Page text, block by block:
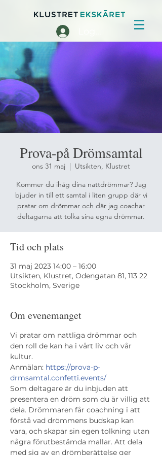
Prova-på Drömsamtal
ons 31 maj
  |
Utsikten, Klustret
Kommer du ihåg dina nattdrömmar? Jag
bjuder in till ett samtal i liten grupp där vi
pratar om drömmar och där jag coachar
deltagarna att tolka sina egna drömmar.
Tid och plats
31 maj 2023 14:00 – 16:00
Utsikten, Klustret, Odengatan 81, 113 22
Stockholm, Sverige
Om evenemanget
Vi pratar om nattliga drömmar och
den roll de kan ha i vårt liv och vår
kultur.
Anmälan: https://prova-p-
drmsamtal.confetti.events/
Som deltagare är du inbjuden att
presentera en dröm som du är villig att
dela. Drömmaren får coachning i att
förstå vad drömmens budskap kan
vara, och skapar sin egen tolkning utan
några förutbestämda mallar. Att dela
med sig av en drömberättelse ger